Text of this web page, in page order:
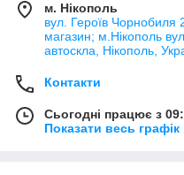
м. Нікополь
вул. Героїв Чорнобиля
магазин; м.Нікополь
автоскла, Нікополь,
Контакти
Сьогодні працює з
Показати весь